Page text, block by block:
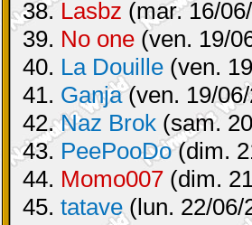
38. Lasbz (mar. 16/
39. No one (ven. 19/
40. La Douille (ven.
41. Ganja(ven. 19/
42.Naz Brok (sam.
43. PeePooDo(dim.
44. Momo007 (dim.
45. tatave(lun. 22/06/